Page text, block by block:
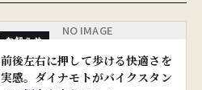
お知らせ
NO IMAGE
前後左右に押して歩ける快適さを
実感。ダイナモトがバイクスタン